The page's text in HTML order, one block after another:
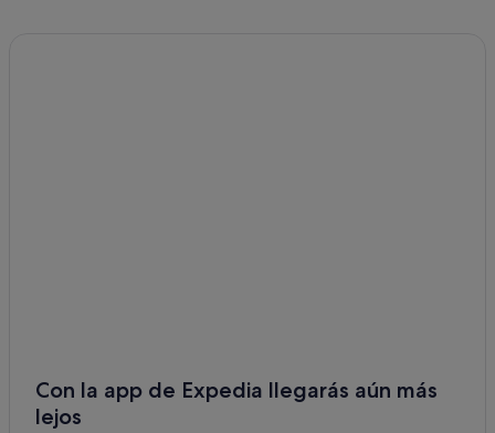
Hoteles con spa en Son Serra de Marina
Villas en Colònia de Sant Pere
Con la app de Expedia llegarás aún más
lejos